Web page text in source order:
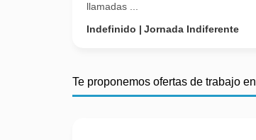
llamadas ...
Indefinido
Jornada Indiferente
Te proponemos ofertas de trabajo en